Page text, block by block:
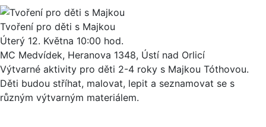
Tvoření pro děti s Majkou
Úterý 12. Května 10:00 hod.
MC Medvídek, Heranova 1348, Ústí nad Orlicí
Výtvarné aktivity pro děti 2-4 roky s Majkou Tóthovou.
Děti budou stříhat, malovat, lepit a seznamovat se s
různým výtvarným materiálem.